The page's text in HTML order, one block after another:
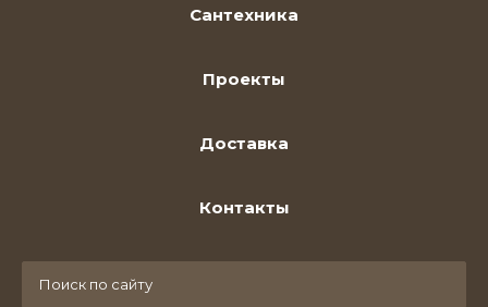
Сантехника
Проекты
Доставка
Контакты